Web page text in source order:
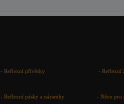
-Reflexní přívěsky -Reflexní
-Reflexní pásky a náramky -Něco pro